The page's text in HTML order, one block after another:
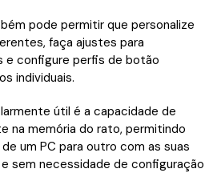
pode permitir que personalize
faça ajustes para
e configure perfis de botão
individuais.
útil é a capacidade de
na memória do rato, permitindo
um PC para outro com as suas
sem necessidade de configuração